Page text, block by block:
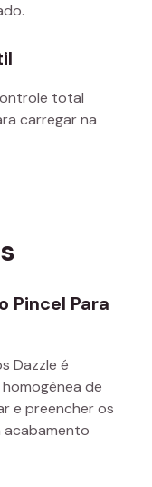
total
carregar na
Pincel Para
Dazzle é
de
e preencher os
acabamento